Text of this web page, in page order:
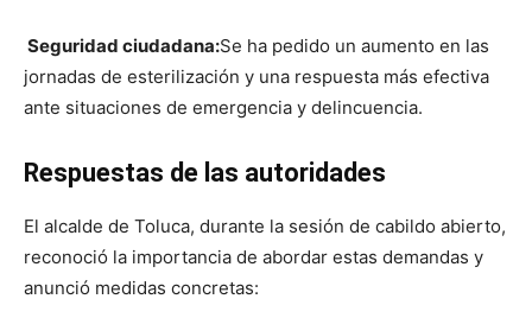
Seguridad ciudadana:Se ha pedido un aumento en las
jornadas de esterilización y una respuesta más efectiva
ante situaciones de emergencia y delincuencia.
Respuestas de las autoridades
El alcalde de Toluca, durante la sesión de cabildo abierto,
reconoció la importancia de abordar estas demandas y
anunció medidas concretas: